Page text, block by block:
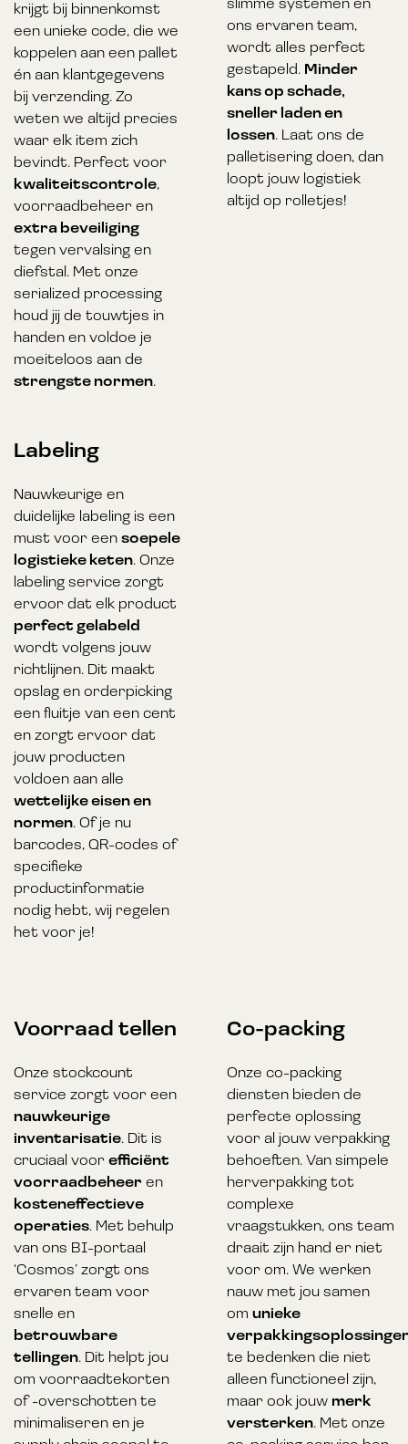
krijgt bij binnenkomst
een unieke code, die we
koppelen aan een pallet
én aan klantgegevens
bij verzending. Zo
weten we altijd precies
waar elk item zich
bevindt. Perfect voor
kwaliteitscontrole,
voorraadbeheer en
extra beveiliging
tegen vervalsing en
diefstal. Met onze
serialized processing
houd jij de touwtjes in
handen en voldoe je
moeiteloos aan de
strengste normen.
slimme systemen en
ons ervaren team,
wordt alles perfect
gestapeld. Minder
kans op schade,
sneller laden en
lossen. Laat ons de
palletisering doen, dan
loopt jouw logistiek
altijd op rolletjes!
Labeling
Nauwkeurige en
duidelijke labeling is een
must voor een soepele
logistieke keten. Onze
labeling service zorgt
ervoor dat elk product
perfect gelabeld
wordt volgens jouw
richtlijnen. Dit maakt
opslag en orderpicking
een fluitje van een cent
en zorgt ervoor dat
jouw producten
voldoen aan alle
wettelijke eisen en
normen. Of je nu
barcodes, QR-codes of
specifieke
productinformatie
nodig hebt, wij regelen
het voor je!
Voorraad tellen
Onze stockcount
service zorgt voor een
nauwkeurige
inventarisatie. Dit is
cruciaal voor efficiënt
voorraadbeheer en
kosteneffectieve
operaties. Met behulp
van ons BI-portaal
‘Cosmos’ zorgt ons
ervaren team voor
snelle en
betrouwbare
tellingen. Dit helpt jou
om voorraadtekorten
of -overschotten te
minimaliseren en je
Co-packing
Onze co-packing
diensten bieden de
perfecte oplossing
voor al jouw verpakking
behoeften. Van simpele
herverpakking tot
complexe
vraagstukken, ons team
draait zijn hand er niet
voor om. We werken
nauw met jou samen
om unieke
te bedenken die niet
alleen functioneel zijn,
maar ook jouw merk
versterken. Met onze